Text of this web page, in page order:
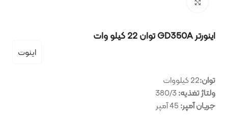
اینورتر GD350A توان 22 کیلو وات
اینوت
توان:22 کیلووات
ولتاژ تغذیه:
جریان آمپر: